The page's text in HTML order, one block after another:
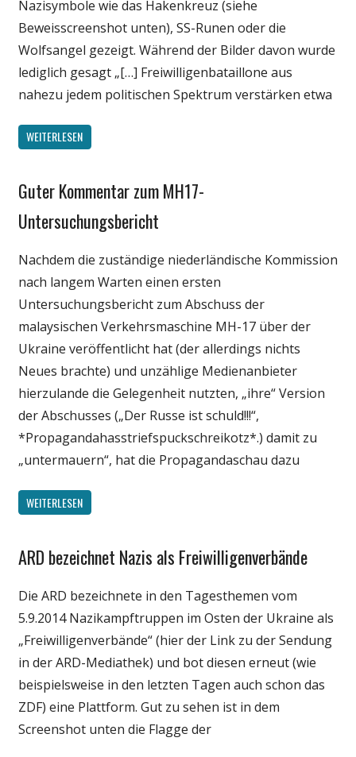
Nazisymbole wie das Hakenkreuz (siehe
Beweisscreenshot unten), SS-Runen oder die
Wolfsangel gezeigt. Während der Bilder davon wurde
lediglich gesagt „[…] Freiwilligenbataillone aus
nahezu jedem politischen Spektrum verstärken etwa
WEITERLESEN
Gesellschaft
Medien
Technik
Guter Kommentar zum MH17-
Untersuchungsbericht
Nachdem die zuständige niederländische Kommission
nach langem Warten einen ersten
Untersuchungsbericht zum Abschuss der
malaysischen Verkehrsmaschine MH-17 über der
Ukraine veröffentlicht hat (der allerdings nichts
Neues brachte) und unzählige Medienanbieter
hierzulande die Gelegenheit nutzten, „ihre“ Version
der Abschusses („Der Russe ist schuld!!!“,
*Propagandahasstriefspuckschreikotz*.) damit zu
„untermauern“, hat die Propagandaschau dazu
WEITERLESEN
Gesellschaft
Politik
ARD bezeichnet Nazis als Freiwilligenverbände
Die ARD bezeichnete in den Tagesthemen vom
5.9.2014 Nazikampftruppen im Osten der Ukraine als
„Freiwilligenverbände“ (hier der Link zu der Sendung
in der ARD-Mediathek) und bot diesen erneut (wie
beispielsweise in den letzten Tagen auch schon das
ZDF) eine Plattform. Gut zu sehen ist in dem
Screenshot unten die Flagge der